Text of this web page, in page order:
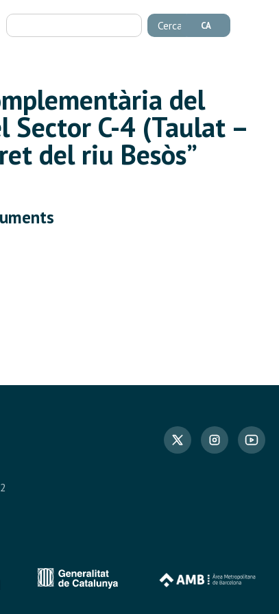
Cerca CA
del
Sector C-4 (Taulat –
del riu Besòs”